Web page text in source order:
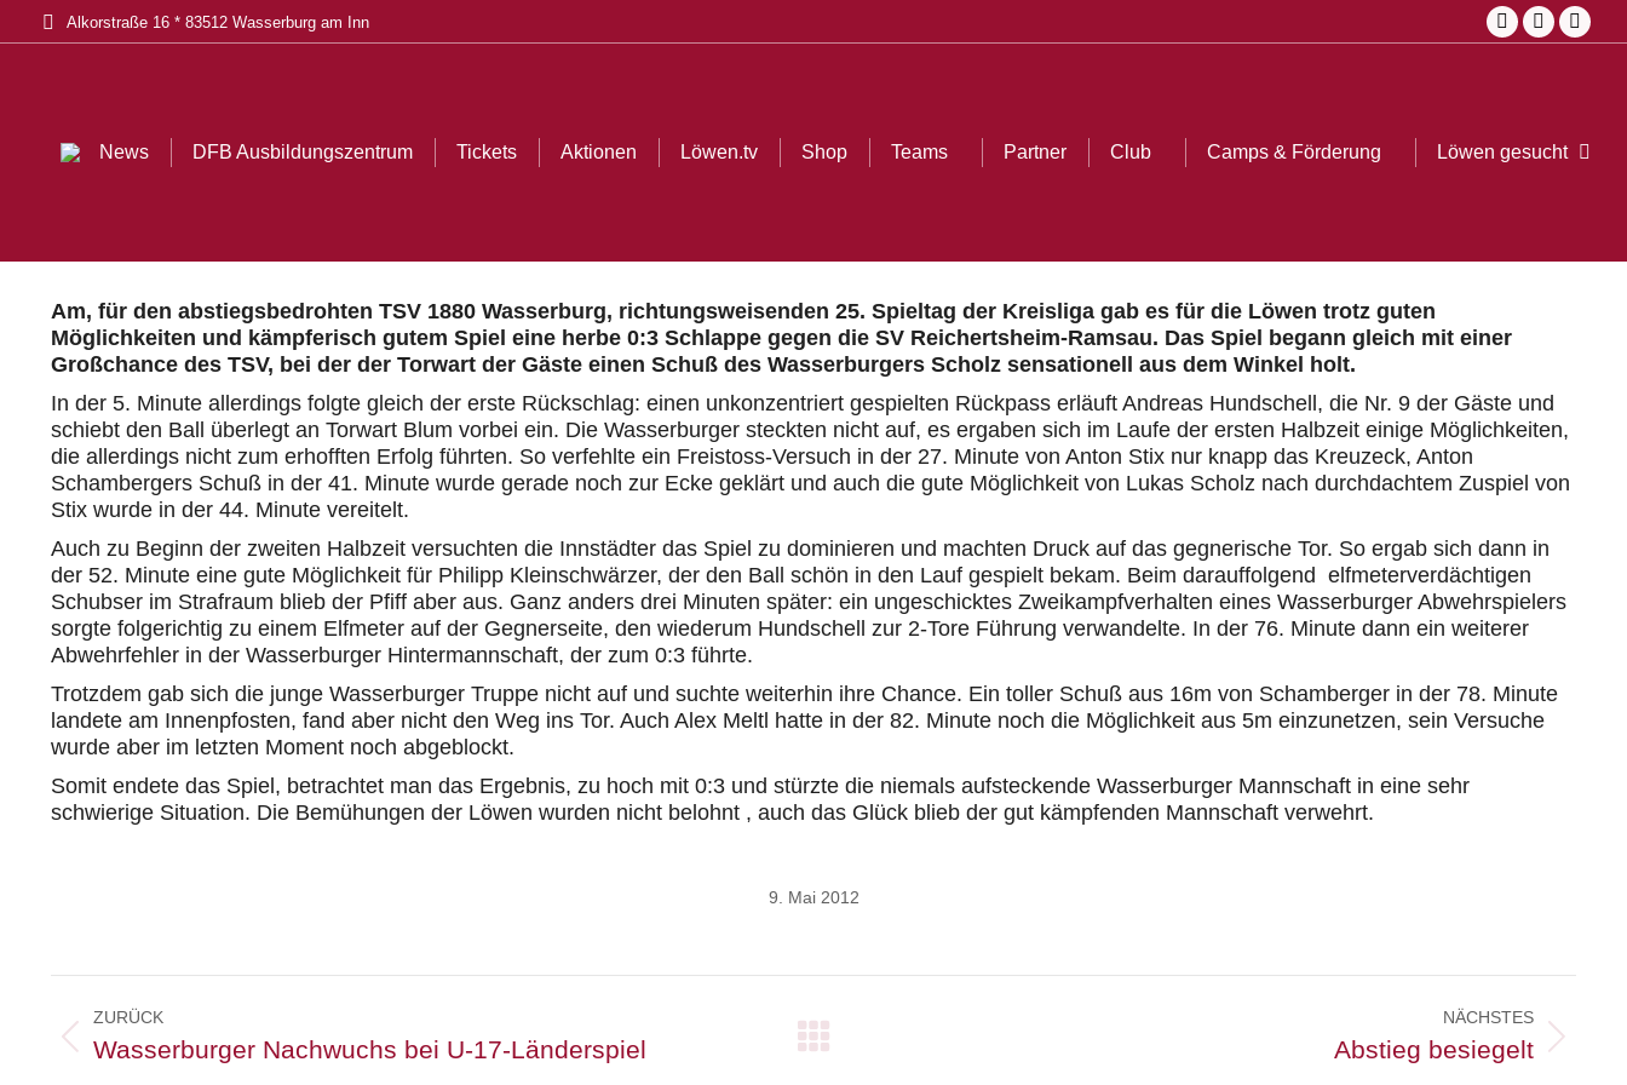
Alkorstraße 16 * 83512 Wasserburg am Inn
Facebook
newnew new
News DFB Ausbildungszentrum Tickets Aktionen Löwen.tv Shop Teams Partner Club Camps & Förderung Löwen gesucht
Am, für den abstiegsbedrohten TSV 1880 Wasserburg, richtungsweisenden 25. Spieltag der Kreisliga gab es für die Löwen trotz guten
Möglichkeiten und kämpferisch gutem Spiel eine herbe 0:3 Schlappe gegen die SV Reichertsheim-Ramsau. Das Spiel begann gleich mit einer
Großchance des TSV, bei der der Torwart der Gäste einen Schuß des Wasserburgers Scholz sensationell aus dem Winkel holt.
In der 5. Minute allerdings folgte gleich der erste Rückschlag: einen unkonzentriert gespielten Rückpass erläuft Andreas Hundschell, die Nr. 9 der Gäste und
schiebt den Ball überlegt an Torwart Blum vorbei ein. Die Wasserburger steckten nicht auf, es ergaben sich im Laufe der ersten Halbzeit einige Möglichkeiten,
die allerdings nicht zum erhofften Erfolg führten. So verfehlte ein Freistoss-Versuch in der 27. Minute von Anton Stix nur knapp das Kreuzeck, Anton
Schambergers Schuß in der 41. Minute wurde gerade noch zur Ecke geklärt und auch die gute Möglichkeit von Lukas Scholz nach durchdachtem Zuspiel von
Stix wurde in der 44. Minute vereitelt.
Auch zu Beginn der zweiten Halbzeit versuchten die Innstädter das Spiel zu dominieren und machten Druck auf das gegnerische Tor. So ergab sich dann in
der 52. Minute eine gute Möglichkeit für Philipp Kleinschwärzer, der den Ball schön in den Lauf gespielt bekam. Beim darauffolgend elfmeterverdächtigen
Schubser im Strafraum blieb der Pfiff aber aus. Ganz anders drei Minuten später: ein ungeschicktes Zweikampfverhalten eines Wasserburger Abwehrspielers
sorgte folgerichtig zu einem Elfmeter auf der Gegnerseite, den wiederum Hundschell zur 2-Tore Führung verwandelte. In der 76. Minute dann ein weiterer
Abwehrfehler in der Wasserburger Hintermannschaft, der zum 0:3 führte.
Trotzdem gab sich die junge Wasserburger Truppe nicht auf und suchte weiterhin ihre Chance. Ein toller Schuß aus 16m von Schamberger in der 78. Minute
landete am Innenpfosten, fand aber nicht den Weg ins Tor. Auch Alex Meltl hatte in der 82. Minute noch die Möglichkeit aus 5m einzunetzen, sein Versuche
wurde aber im letzten Moment noch abgeblockt.
Somit endete das Spiel, betrachtet man das Ergebnis, zu hoch mit 0:3 und stürzte die niemals aufsteckende Wasserburger Mannschaft in eine sehr
schwierige Situation. Die Bemühungen der Löwen wurden nicht belohnt , auch das Glück blieb der gut kämpfenden Mannschaft verwehrt.
9. Mai 2012
ZURÜCK
Vorheriger
Wasserburger Nachwuchs bei U-17-Länderspiel
NÄCHSTES
Abstieg besiegelt